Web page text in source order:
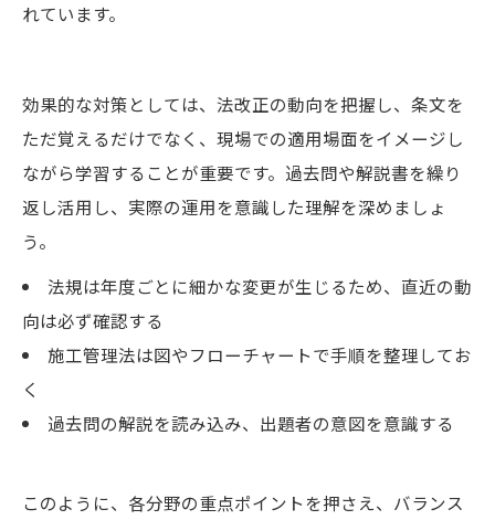
れています。
効果的な対策としては、法改正の動向を把握し、条文を
ただ覚えるだけでなく、現場での適用場面をイメージし
ながら学習することが重要です。過去問や解説書を繰り
返し活用し、実際の運用を意識した理解を深めましょ
う。
法規は年度ごとに細かな変更が生じるため、直近の動
向は必ず確認する
施工管理法は図やフローチャートで手順を整理してお
く
過去問の解説を読み込み、出題者の意図を意識する
このように、各分野の重点ポイントを押さえ、バランス